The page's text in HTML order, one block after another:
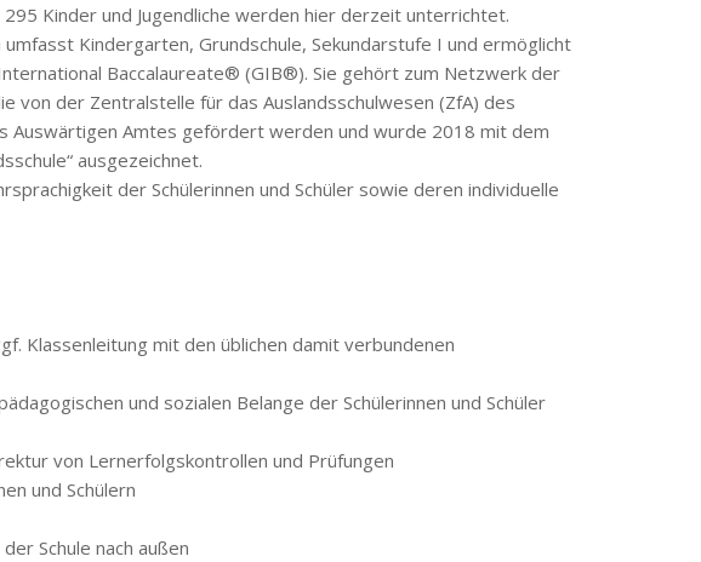
Kinder und Jugendliche werden hier derzeit unterrichtet.
Kindergarten, Grundschule, Sekundarstufe I und ermöglicht
Baccalaureate® (GIB®). Sie gehört zum Netzwerk der
von der Zentralstelle für das Auslandsschulwesen (ZfA) des
Auswärtigen Amtes gefördert werden und wurde 2018 mit dem
ausgezeichnet.
der Schülerinnen und Schüler sowie deren individuelle
Klassenleitung mit den üblichen damit verbundenen
und sozialen Belange der Schülerinnen und Schüler
von Lernerfolgskontrollen und Prüfungen
und Schülern
Schule nach außen